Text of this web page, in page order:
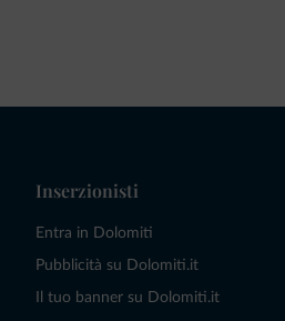
Inserzionisti
Entra in Dolomiti
Pubblicità su Dolomiti.it
Il tuo banner su Dolomiti.it